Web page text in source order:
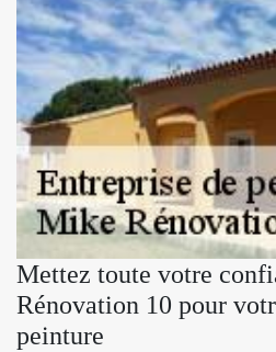
Mettez toute votre
Rénovation 10 pour
peinture